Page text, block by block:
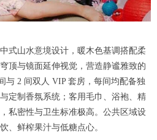
山水意境设计，暖木色基调搭配柔
顶与镜面延伸视觉，营造静谧雅致的
与 2 间双人 VIP 套房，每间均配备独
定制香氛系统；客用毛巾、浴袍、精
私密性与卫生标准极高。公共区域设
、鲜榨果汁与低糖点心。